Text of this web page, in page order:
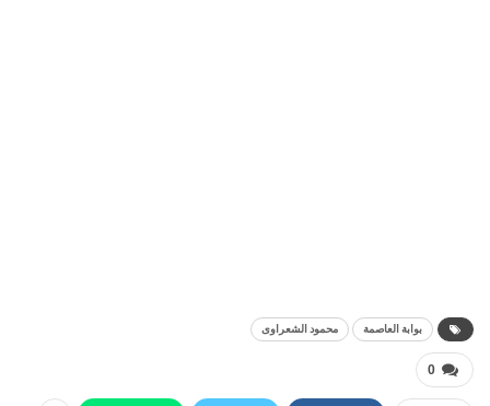
بوابة العاصمة محمود الشعراوى
0